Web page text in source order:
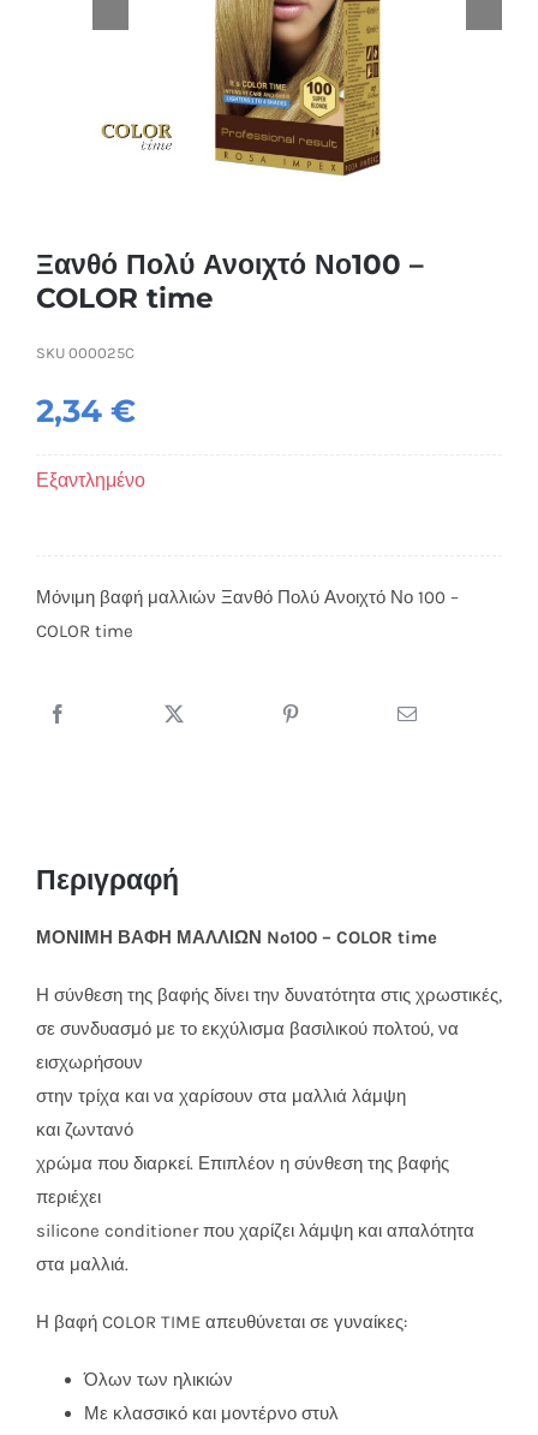
Ξανθό Πολύ Ανοιχτό Νο100 –
COLOR time
SKU 000025C
2,34 €
Εξαντλημένο
Μόνιμη βαφή μαλλιών Ξανθό Πολύ Ανοιχτό Νο 100 –
COLOR time
Περιγραφή
ΜΟΝΙΜΗ ΒΑΦΗ ΜΑΛΛΙΩΝ No100 – COLOR time
Η σύνθεση της βαφής δίνει την δυνατότητα στις χρωστικές,
σε συνδυασμό με το εκχύλισμα βασιλικού πολτού, να
εισχωρήσουν
στην τρίχα και να χαρίσουν στα μαλλιά λάμψη
και ζωντανό
χρώμα που διαρκεί. Επιπλέον η σύνθεση της βαφής
περιέχει
silicone conditioner που χαρίζει λάμψη και απαλότητα
στα μαλλιά.
Η βαφή COLOR TIME απευθύνεται σε γυναίκες:
Όλων των ηλικιών
Με κλασσικό και μοντέρνο στυλ